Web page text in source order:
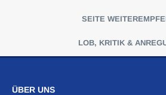
SEITE
LOB, KRITIK &
ÜBER UNS